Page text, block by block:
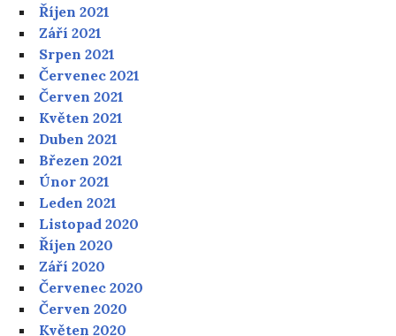
Říjen 2021
Září 2021
Srpen 2021
Červenec 2021
Červen 2021
Květen 2021
Duben 2021
Březen 2021
Únor 2021
Leden 2021
Listopad 2020
Říjen 2020
Září 2020
Červenec 2020
Červen 2020
Květen 2020